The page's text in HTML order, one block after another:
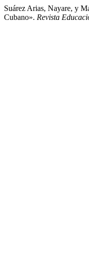
Suárez Arias, Nayare, y
Cubano». Revista